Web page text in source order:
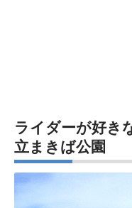
ライダーが好き
立まきば公園